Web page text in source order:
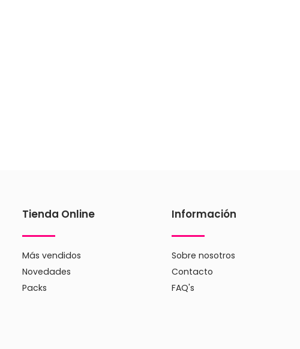
Tienda Online
Más vendidos
Novedades
Packs
Información
Sobre nosotros
Contacto
FAQ's